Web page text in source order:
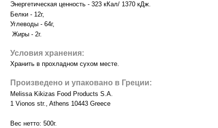
Энергетическая ценность - 323 кКал/ 1370 кДж.
Белки - 12г,
Углеводы - 64г,
Жиры - 2г.
Условия хранения:
Хранить в прохладном сухом месте.
Произведено и упаковано в Греции:
Melissa Kikizas Food Products S.A.
1 Vionos str., Athens 10443 Greece
Вес нетто: 500г.